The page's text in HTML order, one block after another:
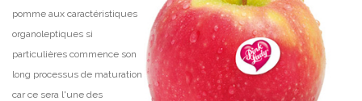
pomme aux caractéristiques
organoleptiques si
particulières commence son
long processus de maturation
car ce sera l'une des